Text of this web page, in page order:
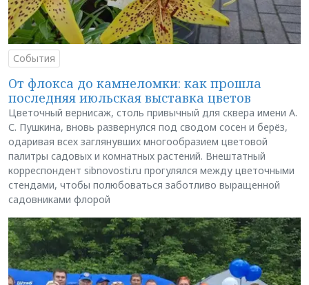
События
От флокса до камнеломки: как прошла
последняя июльская выставка цветов
Цветочный вернисаж, столь привычный для сквера имени А.
С. Пушкина, вновь развернулся под сводом сосен и берёз,
одаривая всех заглянувших многообразием цветовой
палитры садовых и комнатных растений. Внештатный
корреспондент sibnovosti.ru прогулялся между цветочными
стендами, чтобы полюбоваться заботливо выращенной
садовниками флорой